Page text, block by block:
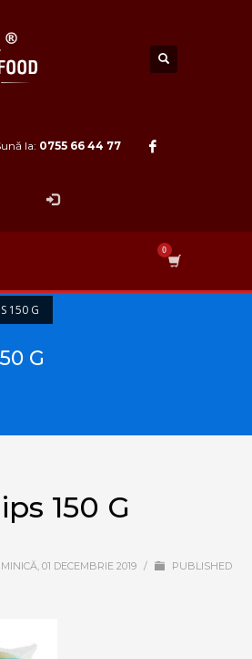
la: 0755 66 44 77
150 G
G
150 G
01 DECEMBRIE 2019 /
PUBLISHED